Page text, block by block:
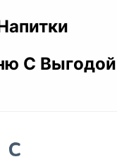
С Выгодой